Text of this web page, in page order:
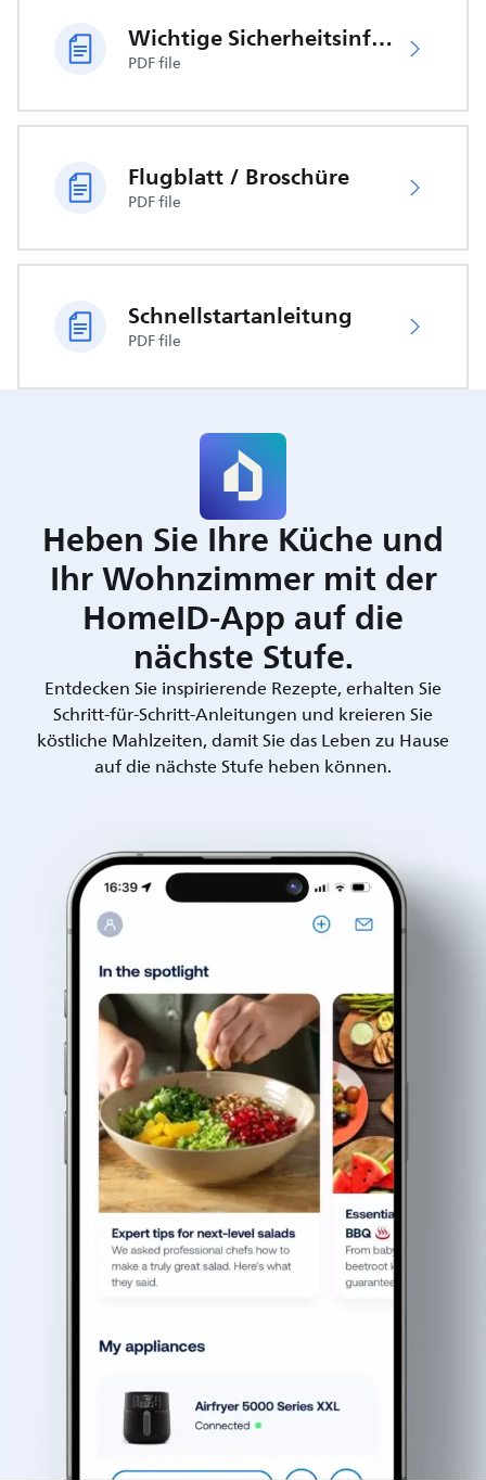
Wichtige Sicherheitsinformationen
PDF file
Flugblatt / Broschüre
PDF file
Schnellstartanleitung
PDF file
Heben Sie Ihre Küche und
Ihr Wohnzimmer mit der
HomeID-App auf die
nächste Stufe.
Entdecken Sie inspirierende Rezepte, erhalten Sie
Schritt-für-Schritt-Anleitungen und kreieren Sie
köstliche Mahlzeiten, damit Sie das Leben zu Hause
auf die nächste Stufe heben können.